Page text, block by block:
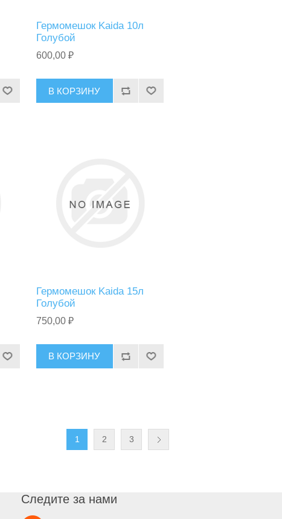
Гермомешок Kaida 10л
Голубой
600,00 ₽
В КОРЗИНУ
Гермомешок Kaida 15л
Голубой
750,00 ₽
В КОРЗИНУ
1 2 3
Следите за нами